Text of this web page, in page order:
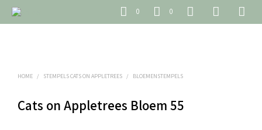
0 0
HOME / STEMPELS CATS ON APPLETREES / BLOEMENSTEMPELS
Cats on Appletrees Bloem 55